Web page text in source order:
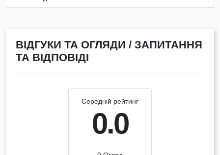
ВІДГУКИ ТА ОГЛЯДИ / ЗАПИТАННЯ
ТА ВІДПОВІДІ
Середній рейтинг
0.0